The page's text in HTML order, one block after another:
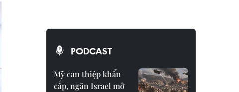
PODCAST
Mỹ can thiệp khẩn
cấp, ngăn Israel mở